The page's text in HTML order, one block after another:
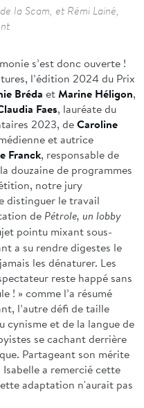
la Scam, et Rémi Lainé,
s’est donc ouverte !
l’édition 2024 du Prix
Bréda etMarine Héligon,
Faes, lauréate du
2023, deCaroline
et autrice
Franck, responsable de
douzaine de programmes
notre jury
distinguer le travail
de Pétrole, un lobby
pointu mixant sous-
a su rendre digestes le
les dénaturer. Les
reste happé sans
! » comme l’a résumé
l’autre défi de taille
et de la langue de
se cachant derrière
Partageant son mérite
a remercié cette
adaptation n'aurait pas